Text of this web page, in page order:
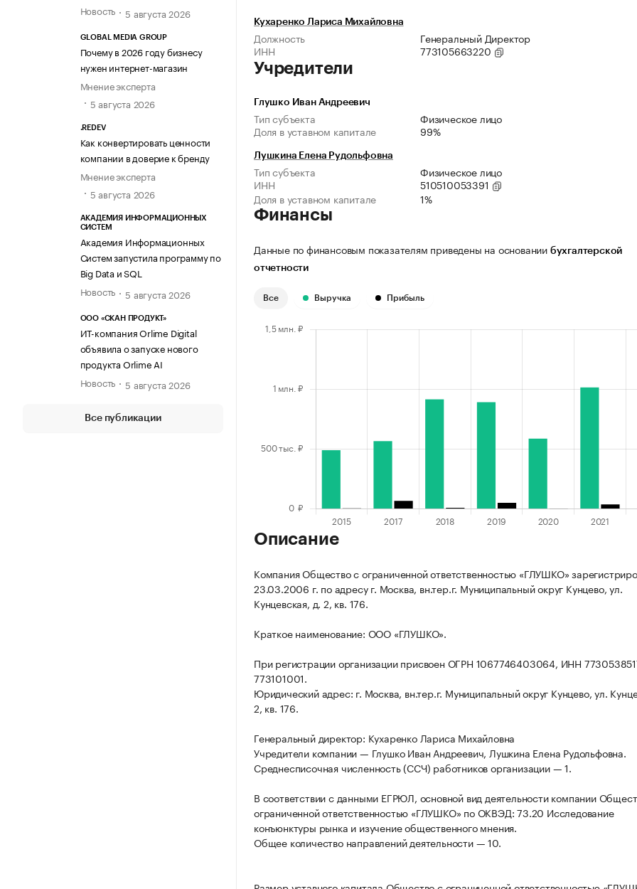
Новость
5 августа 2026
GLOBAL MEDIA GROUP
Почему в 2026 году бизнесу
нужен интернет-магазин
Мнение эксперта
5 августа 2026
.REDEV
Как конвертировать ценности
компании в доверие к бренду
Мнение эксперта
5 августа 2026
АКАДЕМИЯ ИНФОРМАЦИОННЫХ
СИСТЕМ
Академия Информационных
Систем запустила программу по
Big Data и SQL
Новость
5 августа 2026
ООО «СКАН ПРОДУКТ»
ИТ-компания Orlime Digital
объявила о запуске нового
продукта Orlime AI
Новость
5 августа 2026
Все публикации
Кухаренко Лариса Михайловна
Должность
Генеральный Директор
ИНН
773105663220
Учредители
Глушко Иван Андреевич
Тип субъекта
Физическое лицо
Доля в уставном капитале
99%
Лушкина Елена Рудольфовна
Тип субъекта
Физическое лицо
ИНН
510510053391
Доля в уставном капитале
1%
Финансы
Данные по финансовым показателям приведены на основании бухгалтерской
отчетности
Все Выручка Прибыль
Описание
Компания Общество с ограниченной ответственностью «ГЛУШКО»
23.03.2006 г. по адресу г. Москва, вн.тер.г. Муниципальный округ Кунцево, ул.
Кунцевская, д. 2, кв. 176.
Краткое наименование: ООО «ГЛУШКО».
При регистрации организации присвоен ОГРН 1067746403064, ИНН
773101001.
Юридический адрес: г. Москва, вн.тер.г. Муниципальный округ Кунцево, ул.
2, кв. 176.
Генеральный директор: Кухаренко Лариса Михайловна
Учредители компании — Глушко Иван Андреевич, Лушкина Елена Рудольфовна.
Среднесписочная численность (ССЧ) работников организации — 1.
В соответствии с данными ЕГРЮЛ, основной вид деятельности компании
ограниченной ответственностью «ГЛУШКО» по ОКВЭД: 73.20 Исследование
конъюнктуры рынка и изучение общественного мнения.
Общее количество направлений деятельности — 10.